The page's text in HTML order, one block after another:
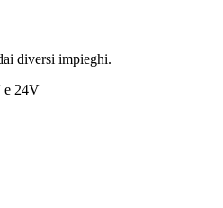
diversi impieghi.
24V